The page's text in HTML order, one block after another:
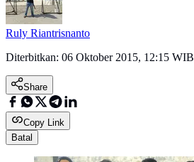
Ruly Riantrisnanto
Diterbitkan: 06 Oktober 2015, 12:15 WIB
Share
Copy Link
Batal